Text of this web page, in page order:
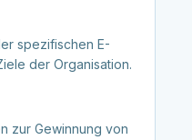
spezifischen E-
der Organisation.
zur Gewinnung von